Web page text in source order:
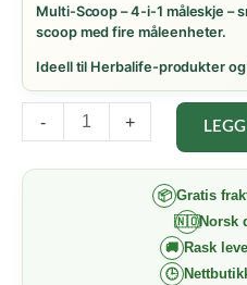
☀️
💚 Start
☀️
Multi-Scoop – 4-i-1 måleskje –
scoop med fire måleenheter.
Ideell til Herbalife-produkter
-
–
+
📦 Gratis
🇳🇴Norsk
🚚 Rask
🕒